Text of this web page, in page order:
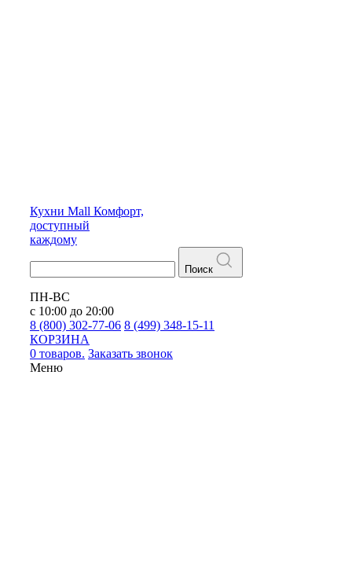
Кухни Mall Комфорт,
доступный
каждому
Поиск
ПН-ВС
с 10:00 до 20:00
8 (800) 302-77-06 8 (499) 348-15-11
КОРЗИНА
0 товаров. Заказать звонок
Меню